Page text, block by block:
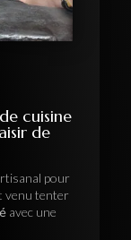
cuisine
de
pour
venu tenter
avec une